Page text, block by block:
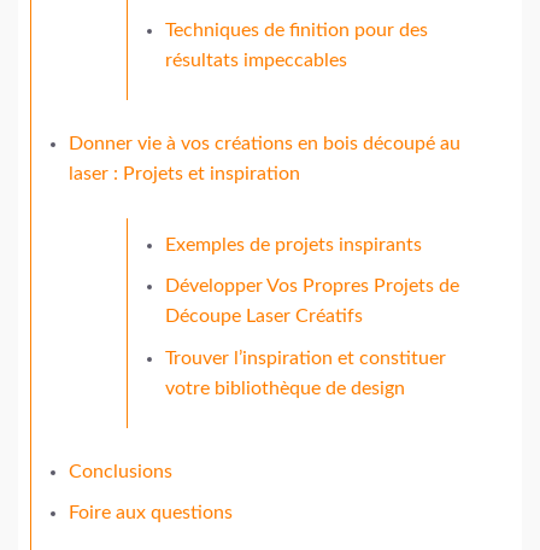
Techniques de finition pour des
résultats impeccables
Donner vie à vos créations en bois découpé au
laser : Projets et inspiration
Exemples de projets inspirants
Développer Vos Propres Projets de
Découpe Laser Créatifs
Trouver l’inspiration et constituer
votre bibliothèque de design
Conclusions
Foire aux questions